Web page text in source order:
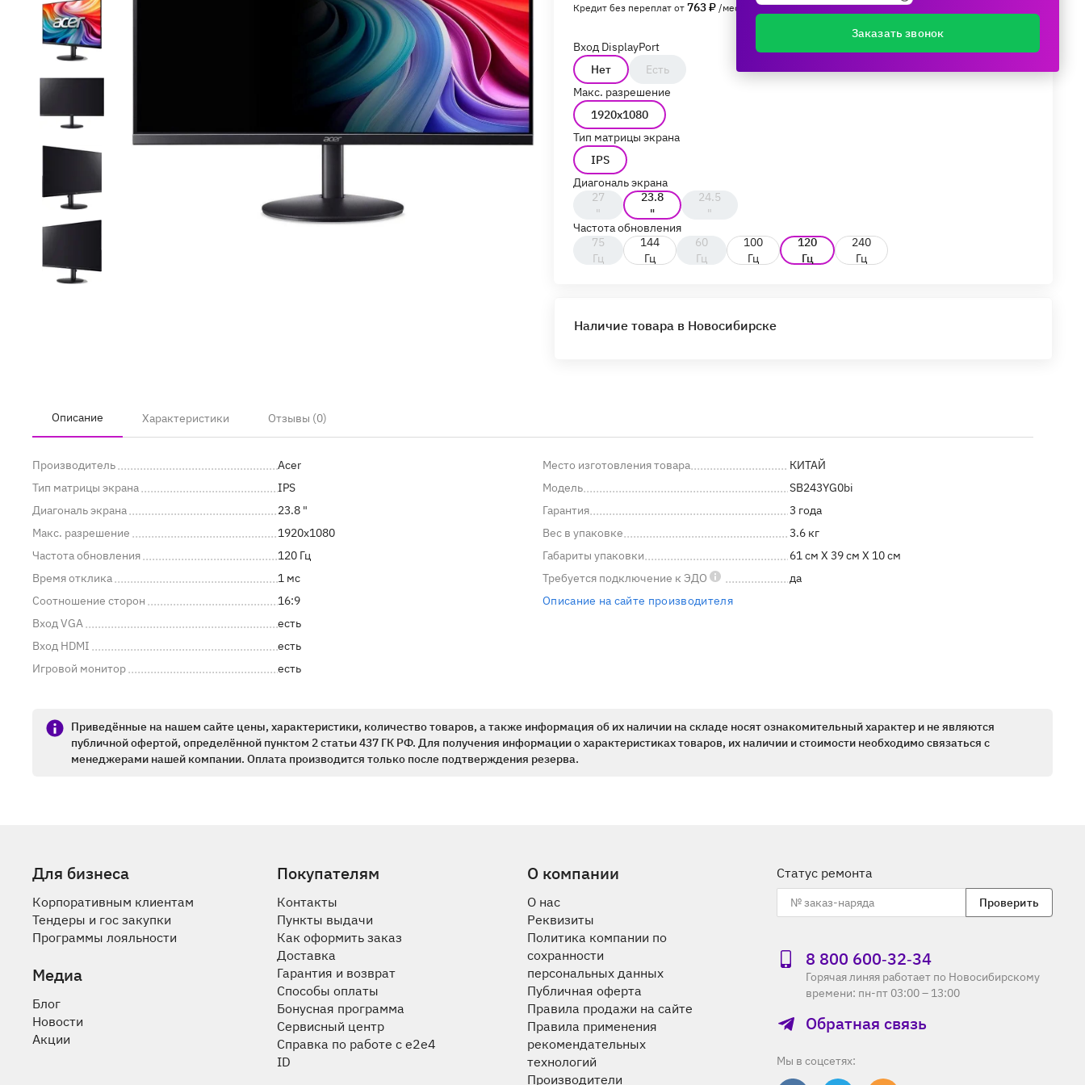
Item
Кредит без переплат от 763 ₽ /мес.
Вход DisplayPort
Нет
Есть
Макс. разрешение
1920x1080
Тип матрицы экрана
IPS
Диагональ экрана
27
"
23.8
"
24.5
"
Частота обновления
75
Гц
144
Гц
60
Гц
100
Гц
120
Гц
240
Гц
Наличие товара в Новосибирске
Описание Характеристики Отзывы (0)
Производитель
Acer
Тип матрицы экрана
IPS
Диагональ экрана
23.8 "
Макс. разрешение
1920x1080
Частота обновления
120 Гц
Время отклика
1 мс
Соотношение сторон
16:9
Вход VGA
есть
Вход HDMI
есть
Игровой монитор
есть
Место изготовления товара
КИТАЙ
Модель
SB243YG0bi
Гарантия
3 года
Вес в упаковке
3.6 кг
Габариты упаковки
61 см X 39 см X 10 см
Требуется подключение к ЭДО
да
Описание на сайте производителя
Приведённые на нашем сайте цены, характеристики, количество товаров, а также информация об их наличии на складе носят ознакомительный характер и не являются
публичной офертой, определённой пунктом 2 статьи 437 ГК РФ. Для получения информации о характеристиках товаров, их наличии и стоимости необходимо связаться с
менеджерами нашей компании. Оплата производится только после подтверждения резерва.
Для бизнеса
Корпоративным клиентам
Тендеры и гос закупки
Программы лояльности
Медиа
Блог
Новости
Акции
Покупателям
Контакты
Пункты выдачи
Как оформить заказ
Доставка
Гарантия и возврат
Способы оплаты
Бонусная программа
Сервисный центр
Справка по работе с e2e4
ID
О компании
О нас
Реквизиты
Политика компании по
сохранности
персональных данных
Публичная оферта
Правила продажи на сайте
Правила применения
рекомендательных
технологий
Производители
Статус ремонта
Проверить
8 800 600‑32‑34
Горячая линяя работает по Новосибирскому
времени: пн-пт 03:00 – 13:00
Обратная связь
Мы в соцсетях:
Заказать звонок